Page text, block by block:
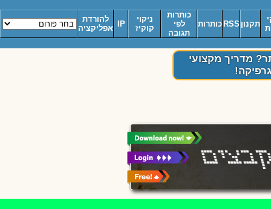
תקנון RSS כותרות
כותרות
לפי
תגובה
ניקוי
קוקיז
IP
להורדת
אפליקציה
מדריך מקצועי